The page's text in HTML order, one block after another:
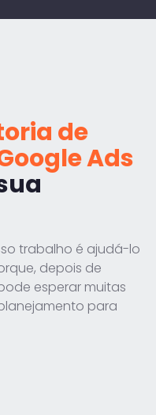
de
Ads
trabalho é ajudá-lo
depois de
esperar muitas
para